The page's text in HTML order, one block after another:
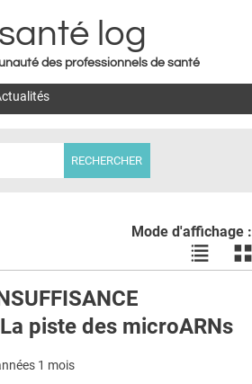
to navigation
santé log
des professionnels de santé
Mode d'affichage :
Voir
les
liste
les
piste des microARNs
1 mois